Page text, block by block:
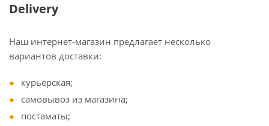
Delivery
Наш интернет-магазин предлагает несколько
вариантов доставки:
курьерская;
самовывоз из магазина;
постаматы;